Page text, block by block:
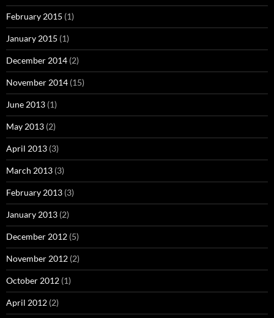
February 2015 (1)
January 2015 (1)
December 2014 (2)
November 2014 (15)
June 2013 (1)
May 2013 (2)
April 2013 (3)
March 2013 (3)
February 2013 (3)
January 2013 (2)
December 2012 (5)
November 2012 (2)
October 2012 (1)
April 2012 (2)